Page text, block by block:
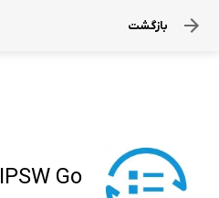
بازگشت
IPSW Go